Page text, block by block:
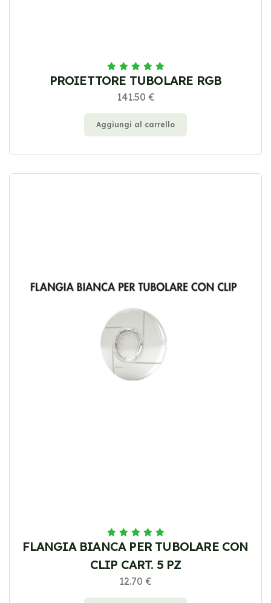
PROIETTORE TUBOLARE RGB
141.50 €
Aggiungi al carrello
FLANGIA BIANCA PER TUBOLARE CON
CLIP CART. 5 PZ
12.70 €